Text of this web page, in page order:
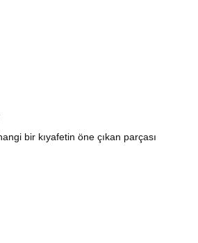
bir kıyafetin öne çıkan parçası